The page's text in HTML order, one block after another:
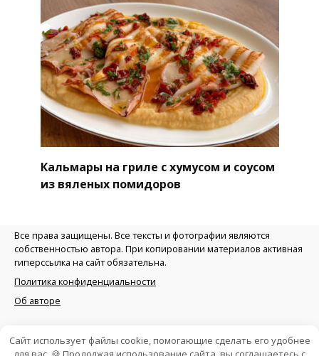
Кальмары на гриле с хумусом и соусом
из вяленых помидоров
Все права защищены. Все тексты и фотографии являются
собственностью автора. При копировании материалов активная
гиперссылка на сайт обязательна.
Политика конфиденциальности
Об авторе
Сайт использует файлы cookie, помогающие сделать его удобнее